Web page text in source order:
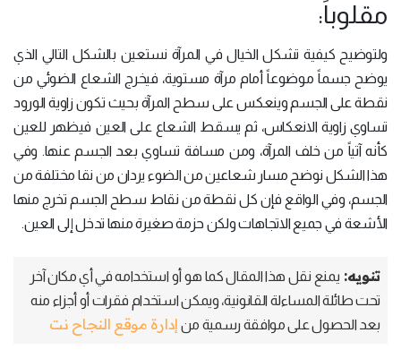
مقلوباً:
ولتوضيح كيفية تشكل الخيال في المرآة نستعين بالشكل التالي الذي
يوضح جسماً موضوعاً أمام مرآة مستوية، فيخرج الشعاع الضوئي من
نقطة على الجسم وينعكس على سطح المرآة بحيث تكون زاوية الورود
تساوي زاوية الانعكاس، ثم يسقط الشعاع على العين فيظهر للعين
كأنه آتياً من خلف المرآة، ومن مسافة تساوي بعد الجسم عنها. وفي
هذا الشكل نوضح مسار شعاعين من الضوء يردان من نقا مختلفة من
الجسم، وفي الواقع فإن كل نقطة من نقاط سطح الجسم تخرج منها
الأشعة في جميع الاتجاهات ولكن حزمة صغيرة منها تدخل إلى العين.
تنويه: يمنع نقل هذا المقال كما هو أو استخدامه في أي مكان آخر
تحت طائلة المساءلة القانونية، ويمكن استخدام فقرات أو أجزاء منه
بعد الحصول على موافقة رسمية من إدارة موقع النجاح نت